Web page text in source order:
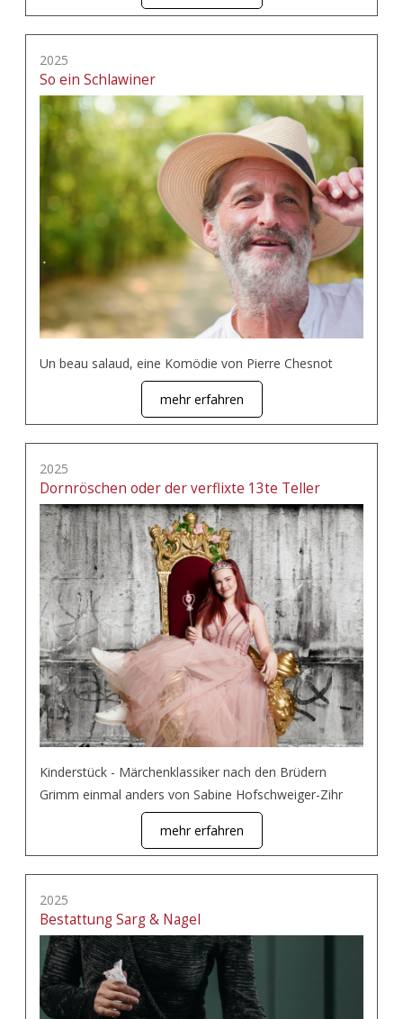
2025
So ein Schlawiner
Un beau salaud, eine Komödie von Pierre Chesnot
mehr erfahren
2025
Dornröschen oder der verflixte 13te Teller
Kinderstück - Märchenklassiker nach den Brüdern
Grimm einmal anders von Sabine Hofschweiger-Zihr
mehr erfahren
2025
Bestattung Sarg & Nagel